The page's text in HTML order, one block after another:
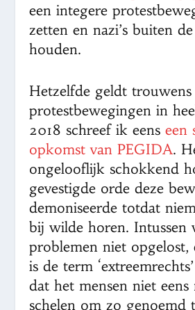
een integere
zetten en nazi’s buiten
houden.
Hetzelfde geldt
protestbewegingen in
2018 schreef ik eenseen
opkomst van PEGIDA.
ongelooflijk schokkend
gevestigde orde deze
demoniseerde totdat
bij wilde horen. Intussen
problemen niet opgelost,
is de term
dat het mensen niet eens
schelen om zo genoemd